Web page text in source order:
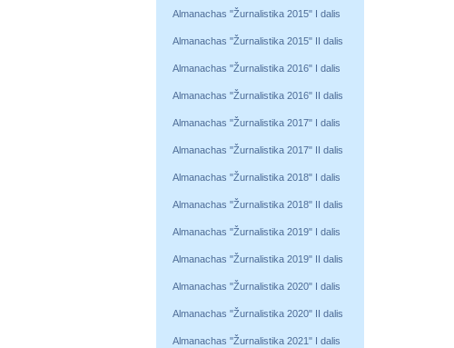
Almanachas "Žurnalistika 2015" I dalis
Almanachas "Žurnalistika 2015" II dalis
Almanachas "Žurnalistika 2016" I dalis
Almanachas "Žurnalistika 2016" II dalis
Almanachas "Žurnalistika 2017" I dalis
Almanachas "Žurnalistika 2017" II dalis
Almanachas "Žurnalistika 2018" I dalis
Almanachas "Žurnalistika 2018" II dalis
Almanachas "Žurnalistika 2019" I dalis
Almanachas "Žurnalistika 2019" II dalis
Almanachas "Žurnalistika 2020" I dalis
Almanachas "Žurnalistika 2020" II dalis
Almanachas "Žurnalistika 2021" I dalis